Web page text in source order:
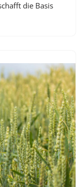
die Basis